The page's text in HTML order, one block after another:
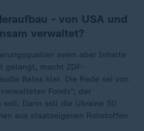
- von USA und
verwaltet?
seien aber Inhalte
gelangt, macht ZDF-
Bates klar. Die Rede sei von
Fonds", der
soll. Darin soll die Ukraine 50
aus staatseigenen Rohstoffen